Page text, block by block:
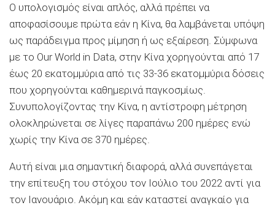
Ο υπολογισμός είναι απλός, αλλά πρέπει να
αποφασίσουμε πρώτα εάν η Κίνα, θα λαμβάνεται υπόψη
ως παράδειγμα προς μίμηση ή ως εξαίρεση. Σύμφωνα
με το Our World in Data, στην Κίνα χορηγούνται από 17
έως 20 εκατομμύρια από τις 33-36 εκατομμύρια δόσεις
που χορηγούνται καθημερινά παγκοσμίως.
Συνυπολογίζοντας την Κίνα, η αντίστροφη μέτρηση
ολοκληρώνεται σε λίγες παραπάνω 200 ημέρες ενώ
χωρίς την Κίνα σε 370 ημέρες.
Αυτή είναι μια σημαντική διαφορά, αλλά συνεπάγεται
την επίτευξη του στόχου τον Ιούλιο του 2022 αντί για
τον Ιανουάριο. Ακόμη και εάν καταστεί αναγκαίο για